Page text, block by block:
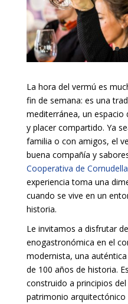
La hora del vermú es
fin de semana: es una
mediterránea, un espacio
y placer compartido. Ya
familia o con amigos, el
buena compañía y
Cooperativa de
experiencia toma una
cuando se vive en un
historia.
Le invitamos a disfrutar
enogastronómica en el
modernista, una
de 100 años de historia.
construido a principios
patrimonio